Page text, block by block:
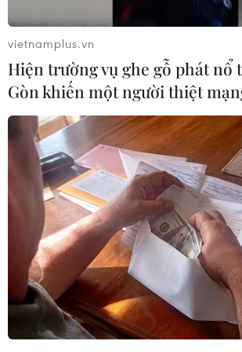
phút độ kinh Đông, thuộc khu
Sa, huyện đảo Trường Sa (tỉnh
cháy, lửa thiêu rụi toàn bộ chiếc
Trong khi đang hoạt động, các
hiện khói lớn từ khoang máy;
hiện đường dây dẫn điện 3 pha
cháy; đám cháy lan sang ống
chính và bùng phát khắp cabin.
được tàu, ông Thắm đã yêu cầu
dùng thuyền thúng, áo phao để
dụng đèn pin báo hiệu cấp cứu.
Nhận được tín hiệu, tàu cá của
đã tiếp cận khu vực tàu gặp nạn
đã cứu toàn bộ 11 thuyền viên,
vietnamplus.vn
Hiện trường vụ ghe gỗ phát nổ
Gòn khiến một người thiệt